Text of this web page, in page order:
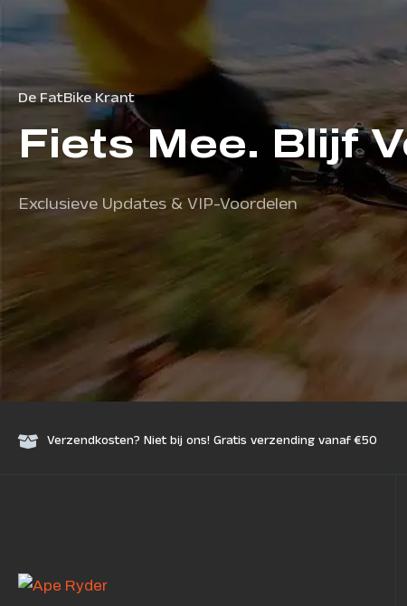
De FatBike Krant
Fiets Mee. Blijf
Exclusieve Updates & VIP-Voordelen
Verzendkosten? Niet bij ons! Gratis verzending vanaf €50